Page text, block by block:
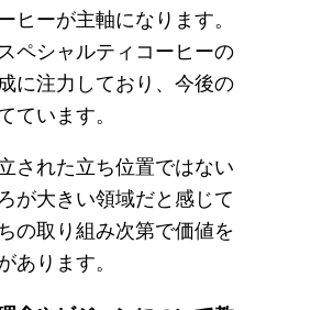
ヒーが主軸になります。
ペシャルティコーヒーの
に注力しており、今後の
ています。
された立ち位置ではない
が大きい領域だと感じて
の取り組み次第で価値を
あります。